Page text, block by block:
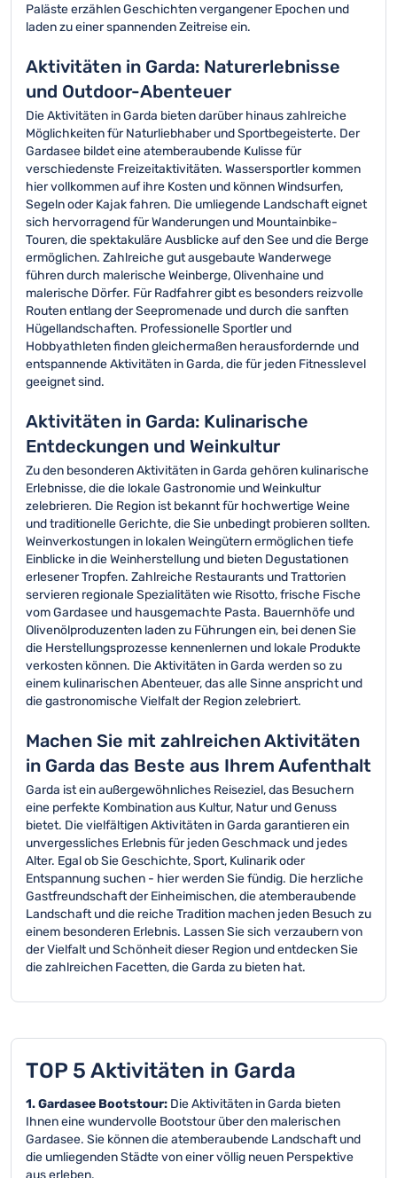
Paläste erzählen Geschichten vergangener Epochen und
laden zu einer spannenden Zeitreise ein.
Aktivitäten in Garda: Naturerlebnisse
und Outdoor-Abenteuer
Die Aktivitäten in Garda bieten darüber hinaus zahlreiche
Möglichkeiten für Naturliebhaber und Sportbegeisterte. Der
Gardasee bildet eine atemberaubende Kulisse für
verschiedenste Freizeitaktivitäten. Wassersportler kommen
hier vollkommen auf ihre Kosten und können Windsurfen,
Segeln oder Kajak fahren. Die umliegende Landschaft eignet
sich hervorragend für Wanderungen und Mountainbike-
Touren, die spektakuläre Ausblicke auf den See und die Berge
ermöglichen. Zahlreiche gut ausgebaute Wanderwege
führen durch malerische Weinberge, Olivenhaine und
malerische Dörfer. Für Radfahrer gibt es besonders reizvolle
Routen entlang der Seepromenade und durch die sanften
Hügellandschaften. Professionelle Sportler und
Hobbyathleten finden gleichermaßen herausfordernde und
entspannende Aktivitäten in Garda, die für jeden Fitnesslevel
geeignet sind.
Aktivitäten in Garda: Kulinarische
Entdeckungen und Weinkultur
Zu den besonderen Aktivitäten in Garda gehören kulinarische
Erlebnisse, die die lokale Gastronomie und Weinkultur
zelebrieren. Die Region ist bekannt für hochwertige Weine
und traditionelle Gerichte, die Sie unbedingt probieren sollten.
Weinverkostungen in lokalen Weingütern ermöglichen tiefe
Einblicke in die Weinherstellung und bieten Degustationen
erlesener Tropfen. Zahlreiche Restaurants und Trattorien
servieren regionale Spezialitäten wie Risotto, frische Fische
vom Gardasee und hausgemachte Pasta. Bauernhöfe und
Olivenölproduzenten laden zu Führungen ein, bei denen Sie
die Herstellungsprozesse kennenlernen und lokale Produkte
verkosten können. Die Aktivitäten in Garda werden so zu
einem kulinarischen Abenteuer, das alle Sinne anspricht und
die gastronomische Vielfalt der Region zelebriert.
Machen Sie mit zahlreichen Aktivitäten
in Garda das Beste aus Ihrem Aufenthalt
Garda ist ein außergewöhnliches Reiseziel, das Besuchern
eine perfekte Kombination aus Kultur, Natur und Genuss
bietet. Die vielfältigen Aktivitäten in Garda garantieren ein
unvergessliches Erlebnis für jeden Geschmack und jedes
Alter. Egal ob Sie Geschichte, Sport, Kulinarik oder
Entspannung suchen - hier werden Sie fündig. Die herzliche
Gastfreundschaft der Einheimischen, die atemberaubende
Landschaft und die reiche Tradition machen jeden Besuch zu
einem besonderen Erlebnis. Lassen Sie sich verzaubern von
der Vielfalt und Schönheit dieser Region und entdecken Sie
die zahlreichen Facetten, die Garda zu bieten hat.
TOP 5 Aktivitäten in Garda
1. Gardasee Bootstour: Die Aktivitäten in Garda bieten
Ihnen eine wundervolle Bootstour über den malerischen
Gardasee. Sie können die atemberaubende Landschaft und
die umliegenden Städte von einer völlig neuen Perspektive
aus erleben.